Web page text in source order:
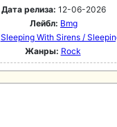
Дата релиза: 12-06-2026
Лейбл: Bmg
Sleeping With Sirens /
Жанры: Rock